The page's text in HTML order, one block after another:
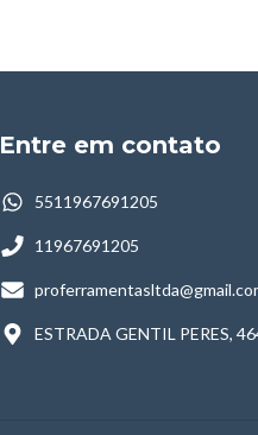
Entre em contato
5511967691205
11967691205
ESTRADA GENTIL PERES,